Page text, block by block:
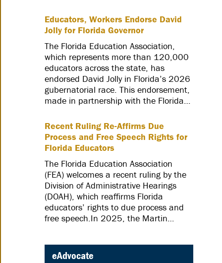
Educators, Workers Endorse David
Jolly for Florida Governor
The Florida Education Association,
which represents more than 120,000
educators across the state, has
endorsed David Jolly in Florida’s 2026
gubernatorial race. This endorsement,
made in partnership with the Florida…
Recent Ruling Re-Affirms Due
Process and Free Speech Rights for
Florida Educators
The Florida Education Association
(FEA) welcomes a recent ruling by the
Division of Administrative Hearings
(DOAH), which reaffirms Florida
educators’ rights to due process and
free speech.In 2025, the Martin…
eAdvocate